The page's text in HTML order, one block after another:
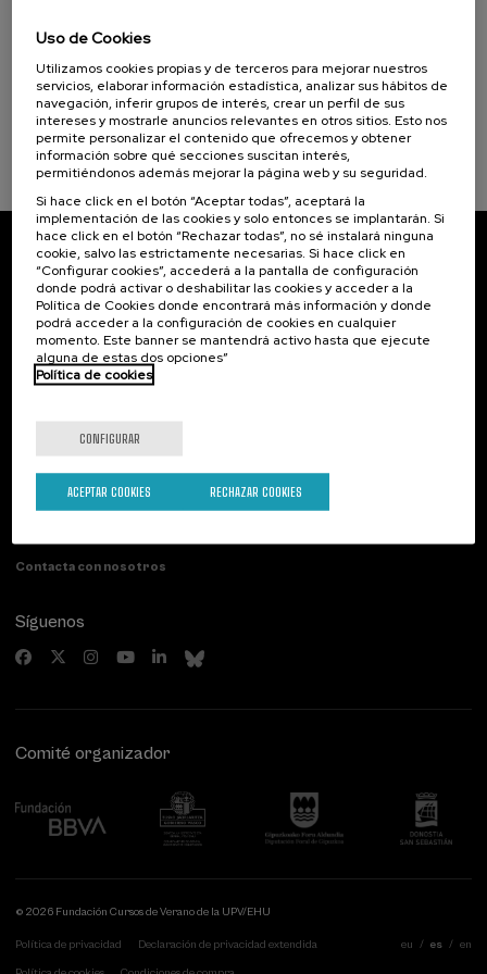
Objetivos de desarrollo sostenible
Incendios forestales ¿cómo afrontarlos? II
10 h. Español .
...
DESDE 25 €
Últimas
Gratuito
Fecha
Lista
espera
Plazo
matrícula
finalizado
Suscríbete a nuestro boletín
Inscríbete para ser el primero/a en recibir las
novedades de UIK.
Suscribirse
Contacto
Paseo de Miraconcha, 48
20007 Donostia / San Sebastián
Contacta con nosotros
Síguenos
Comité organizador
© 2026 Fundación Cursos de Verano de la UPV/EHU
Política de privacidad Declaración de privacidad extendida eu es en
Uso de Cookies
Utilizamos cookies propias y de terceros para mejorar nuestros
servicios, elaborar información estadística, analizar sus hábitos de
navegación, inferir grupos de interés, crear un perfil de sus
intereses y mostrarle anuncios relevantes en otros sitios. Esto nos
permite personalizar el contenido que ofrecemos y obtener
información sobre qué secciones suscitan interés,
permitiéndonos además mejorar la página web y su seguridad.
Si hace click en el botón “Aceptar todas”, aceptará la
implementación de las cookies y solo entonces se implantarán. Si
hace click en el botón “Rechazar todas”, no sé instalará ninguna
cookie, salvo las estrictamente necesarias. Si hace click en
“Configurar cookies”, accederá a la pantalla de configuración
donde podrá activar o deshabilitar las cookies y acceder a la
Política de Cookies donde encontrará más información y donde
podrá acceder a la configuración de cookies en cualquier
momento. Este banner se mantendrá activo hasta que ejecute
alguna de estas dos opciones”
Política de cookies
CONFIGURAR
RECHAZAR COOKIES
ACEPTAR COOKIES